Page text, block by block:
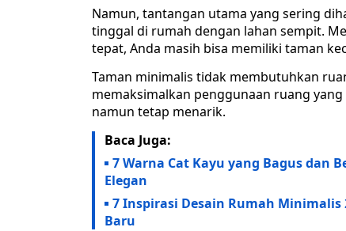
Namun, tantangan utama yang sering
tinggal di rumah dengan lahan sempit.
tepat, Anda masih bisa memiliki taman
Taman minimalis tidak membutuhkan
memaksimalkan penggunaan ruang
namun tetap menarik.
Baca Juga:
7 Warna Cat Kayu yang Bagus dan
Elegan
7 Inspirasi Desain Rumah
Baru